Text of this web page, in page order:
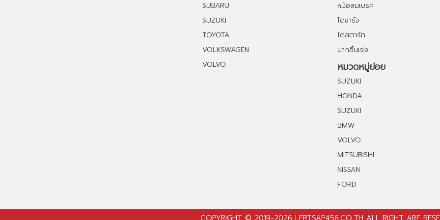
SUBARU
SUZUKI
TOYOTA
VOLKSWAGEN
VOLVO
หม้อลมเบรค
ไดชาร์จ
ไดสตาร์ท
ปากลิ้นเร่ง
หมวดหมู่ย่อย
SUZUKI
HONDA
SUZUKI
BMW
VOLVO
MITSUBISHI
NISSAN
FORD